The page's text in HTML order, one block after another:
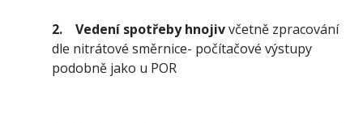
2. Vedení spotřeby hnojivvčetně zpracování
dle nitrátové směrnice- počítačové výstupy
podobně jako u POR